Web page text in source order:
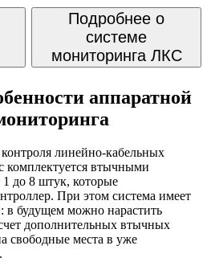
Подробнее о
системе
мониторинга ЛКС
аппаратной
линейно-кабельных
втычными
до 8 штук, которые
При этом система имеет
в будущем можно нарастить
дополнительных втычных
свободные места в уже